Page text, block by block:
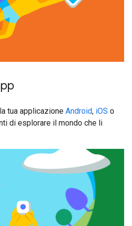
tua applicazione Android, iOS o
di esplorare il mondo che li